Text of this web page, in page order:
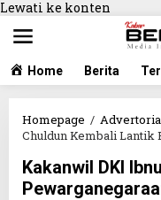
Lewati ke konten
Home Berita
Homepage /
Chuldun Kembali Lantik
Kakanwil DKI